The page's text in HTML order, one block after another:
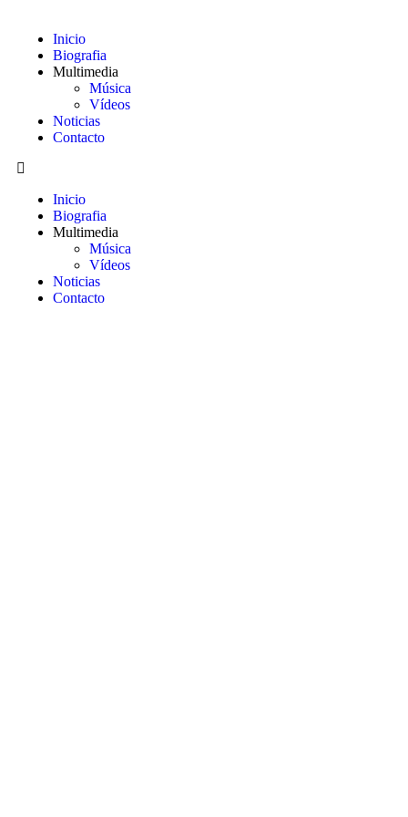
Inicio
Biografia
Multimedia
Música
Vídeos
Noticias
Contacto
Inicio
Biografia
Multimedia
Música
Vídeos
Noticias
Contacto